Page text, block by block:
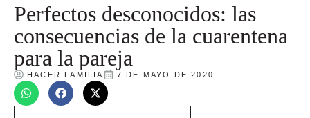
Perfectos desconocidos: las
consecuencias de la cuarentena
para la pareja
HACER FAMILIA 7 DE MAYO DE 2020